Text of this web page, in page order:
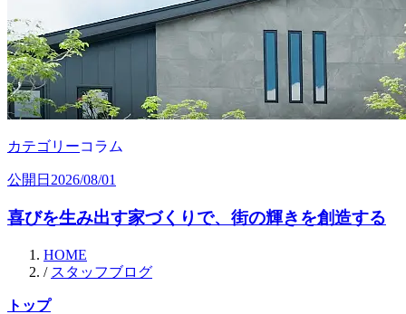
カテゴリーコラム
公開日 2026/08/01
喜びを生み出す家づくりで、街の輝きを創造する
HOME
/ スタッフブログ
トップ